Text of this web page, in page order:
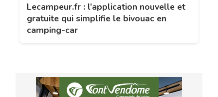
Lecampeur.fr : l’application nouvelle et
gratuite qui simplifie le bivouac en
camping-car